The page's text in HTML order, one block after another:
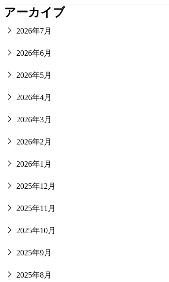
アーカイブ
2026年7月
2026年6月
2026年5月
2026年4月
2026年3月
2026年2月
2026年1月
2025年12月
2025年11月
2025年10月
2025年9月
2025年8月